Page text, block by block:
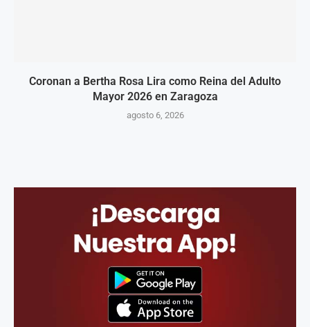
Coronan a Bertha Rosa Lira como Reina del Adulto
Mayor 2026 en Zaragoza
agosto 6, 2026